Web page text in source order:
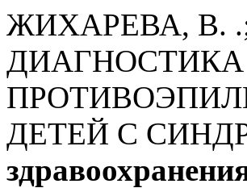
ЖИХАРЕВА, В.
ДЕТЕЙ С